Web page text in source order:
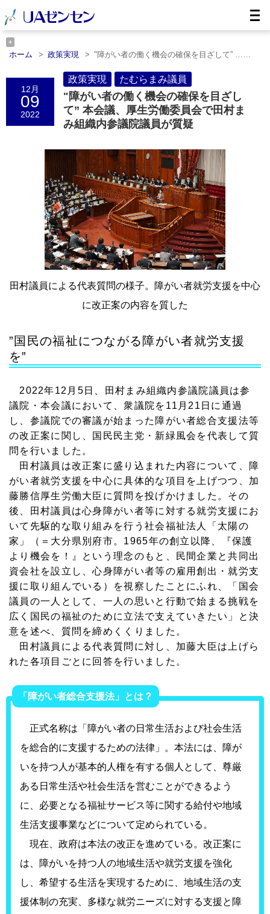
ホーム 政策実現
"障がい者の働く機会の確保を目ざして” ……
……
12月
09
2022
政策実現 たむらまみ議員
"障がい者の働く機会の確保を目ざし
て” 本会議、厚生労働委員会で田村ま
み組織内参議院議員が質疑
田村議員による代表質問の様子。障がい者就労支援を中心
に改正案の内容を質した
”国民の福祉につながる障がい者就労支援
を”
2022年12月5日、田村まみ組織内参議院議員は参
議院・本会議において、衆議院を11月21日に通過
し、参議院での審議が始まった障がい者総合支援法等
の改正案に関し、国民民主党・新緑風会を代表して質
問を行いました。
田村議員は改正案に盛り込まれた内容について、障
がい者就労支援を中心に具体的な項目を上げつつ、加
藤勝信厚生労働大臣に質問を投げかけました。その
後、田村議員は心身障がい者等に対する就労支援にお
いて先駆的な取り組みを行う社会福祉法人「太陽の
家」（＝大分県別府市。1965年の創立以降、『保護
より機会を！』という理念のもと、民間企業と共同出
資会社を設立し、心身障がい者等の雇用創出・就労支
援に取り組んでいる）を視察したことにふれ、「国会
議員の一人として、一人の思いと行動で始まる挑戦を
広く国民の福祉のために立法で支えていきたい」と決
意を述べ、質問を締めくくりました。
田村議員による代表質問に対し、加藤大臣は上げら
れた各項目ごとに回答を行いました。
「障がい者総合支援法」とは？
正式名称は「障がい者の日常生活および社会生活
を総合的に支援するための法律」。本法には、障が
いを持つ人が基本的人権を有する個人として、尊厳
ある日常生活や社会生活を営むことができるよう
に、必要となる福祉サービス等に関する給付や地域
生活支援事業などについて定められている。
現在、政府は本法の改正を進めている。改正案に
は、障がいを持つ人の地域生活や就労支援を強化
し、希望する生活を実現するために、地域生活の支
援体制の充実、多様な就労ニーズに対する支援と障